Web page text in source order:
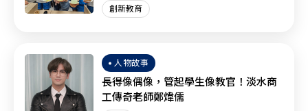
創新教育
人物故事
長得像偶像，管起學生像教官！淡水商
工傳奇老師鄭煒儒